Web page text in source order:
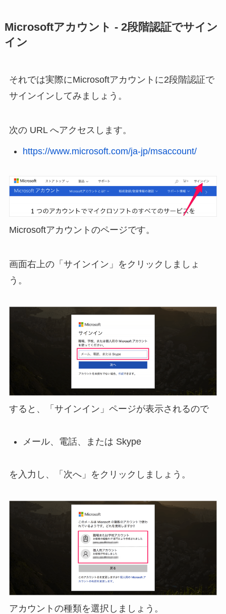
Microsoftアカウント - 2段階認証でサイン
イン
それでは実際にMicrosoftアカウントに2段階認証で
サインインしてみましょう。
次の URL へアクセスします。
https://www.microsoft.com/ja-jp/msaccount/
Microsoftアカウントのページです。
画面右上の「サインイン」をクリックしましょ
う。
すると、「サインイン」ページが表示されるので
メール、電話、または Skype
を入力し、「次へ」をクリックしましょう。
アカウントの種類を選択しましょう。